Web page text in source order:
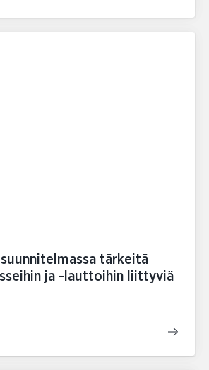
suunnitelmassa tärkeitä
ja -lauttoihin liittyviä